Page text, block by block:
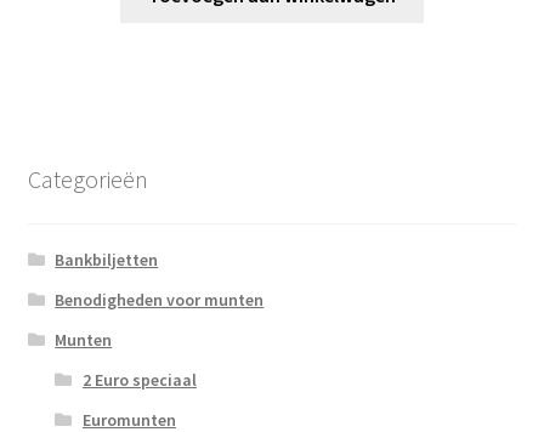
Categorieën
Bankbiljetten
Benodigheden voor munten
Munten
2 Euro speciaal
Euromunten